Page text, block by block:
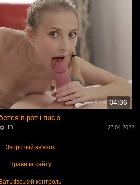
34:36
в рот і писю
HD 27.04.2022
Зворотній зв'язок
Правила сайту
Батьківський контроль